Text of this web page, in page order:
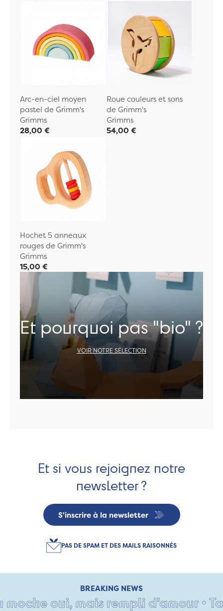
Arc-en-ciel moyen
pastel de Grimm's
Grimms
28,00 €
Roue couleurs et sons
de Grimm's
Grimms
54,00 €
Hochet 5 anneaux
rouges de Grimm's
Grimms
15,00 €
Et pourquoi pas "bio" ?
VOIR NOTRE SÉLECTION
Et si vous rejoignez notre
newsletter ?
S'inscrire à la newsletter
PAS DE SPAM ET DES MAILS RAISONNÉS
BREAKING NEWS
oui, mais rempli d'amour • Tant